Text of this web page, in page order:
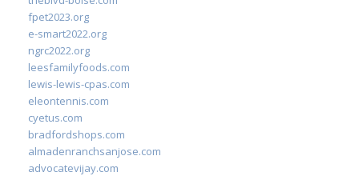
fpet2023.org
e-smart2022.org
ngrc2022.org
leesfamilyfoods.com
lewis-lewis-cpas.com
eleontennis.com
cyetus.com
bradfordshops.com
almadenranchsanjose.com
advocatevijay.com